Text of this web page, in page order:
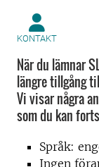
KONTAKT
När du lämnar
längre tillgång
Vi visar några
som du kan
Språk:
Ingen